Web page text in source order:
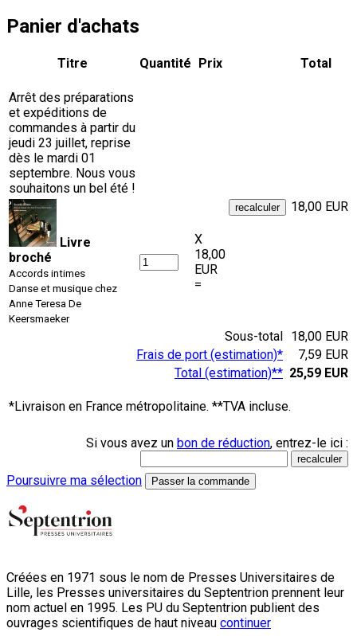
Panier d'achats
Arrêt des préparations
et expéditions de
commandes à partir du
jeudi 23 juillet, reprise
dès le mardi 01
septembre. Nous vous
souhaitons un bel été !
Titre Quantité Prix Total
Livre
broché
Accords intimes
Danse et musique chez
Anne Teresa De
Keersmaeker
X
18,00
EUR
=
18,00 EUR
Sous-total 18,00 EUR
Frais de port (estimation)*
7,59 EUR
Total (estimation)** 25,59 EUR
*Livraison en France métropolitaine. **TVA incluse.
Si vous avez un bon de réduction, entrez-le ici :
Poursuivre ma sélection Passer la commande
Créées en 1971 sous le nom de Presses Universitaires de
Lille, les Presses universitaires du Septentrion prennent leur
nom actuel en 1995. Les PU du Septentrion publient des
ouvrages scientifiques de haut niveau continuer